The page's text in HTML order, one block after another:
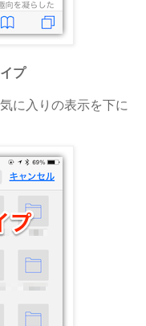
プ
に入りの表示を下に